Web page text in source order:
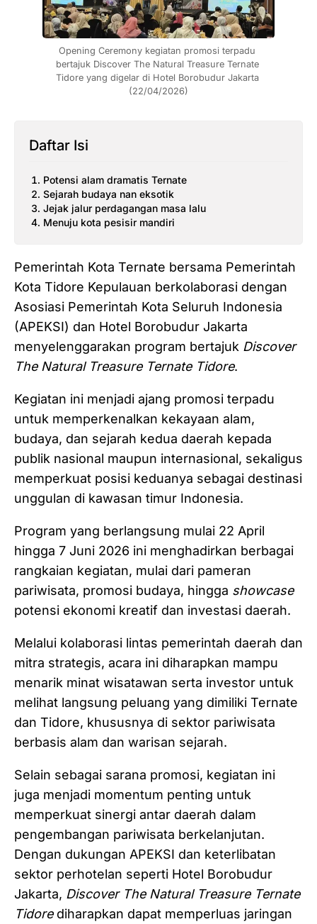
Opening Ceremony kegiatan promosi terpadu
bertajuk Discover The Natural Treasure Ternate
Tidore yang digelar di Hotel Borobudur Jakarta
(22/04/2026)
Daftar Isi
Potensi alam dramatis Ternate
Sejarah budaya nan eksotik
Jejak jalur perdagangan masa lalu
Menuju kota pesisir mandiri
Pemerintah Kota Ternate bersama Pemerintah
Kota Tidore Kepulauan berkolaborasi dengan
Asosiasi Pemerintah Kota Seluruh Indonesia
(APEKSI) dan Hotel Borobudur Jakarta
menyelenggarakan program bertajuk Discover
The Natural Treasure Ternate Tidore.
Kegiatan ini menjadi ajang promosi terpadu
untuk memperkenalkan kekayaan alam,
budaya, dan sejarah kedua daerah kepada
publik nasional maupun internasional, sekaligus
memperkuat posisi keduanya sebagai destinasi
unggulan di kawasan timur Indonesia.
Program yang berlangsung mulai 22 April
hingga 7 Juni 2026 ini menghadirkan berbagai
rangkaian kegiatan, mulai dari pameran
pariwisata, promosi budaya, hingga showcase
potensi ekonomi kreatif dan investasi daerah.
Melalui kolaborasi lintas pemerintah daerah dan
mitra strategis, acara ini diharapkan mampu
menarik minat wisatawan serta investor untuk
melihat langsung peluang yang dimiliki Ternate
dan Tidore, khususnya di sektor pariwisata
berbasis alam dan warisan sejarah.
Selain sebagai sarana promosi, kegiatan ini
juga menjadi momentum penting untuk
memperkuat sinergi antar daerah dalam
pengembangan pariwisata berkelanjutan.
Dengan dukungan APEKSI dan keterlibatan
sektor perhotelan seperti Hotel Borobudur
Jakarta, Discover The Natural Treasure Ternate
Tidorediharapkan dapat memperluas jaringan